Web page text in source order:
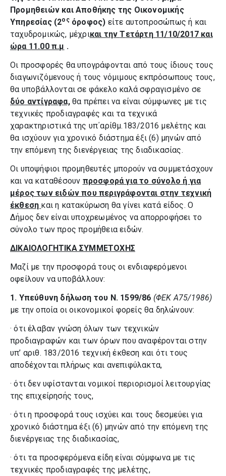
Προμηθειών και Αποθήκης της Οικονομικής
Υπηρεσίας (2οςόροφος) είτε αυτοπροσώπως ή και
ταχυδρομικώς, μέχρικαι τηνTετάρτη 11/10/2017 και
ώρα 11.00 π.μ .
Οι προσφορές θα υπογράφονται από τους ίδιους τους
διαγωνιζόμενους ή τους νόμιμους εκπρόσωπους τους,
θα υποβάλλονται σε φάκελο καλά σφραγισμένο σε
δύο αντίγραφα,θα πρέπει να είναι σύμφωνες με τις
τεχνικές προδιαγραφές και τα τεχνικά
χαρακτηριστικά της υπ΄αρίθμ.183/2016 μελέτης και
θα ισχύουν για χρονικό διάστημα έξι (6) μηνών από
την επόμενη της διενέργειας της διαδικασίας.
Οι υποψήφιοι προμηθευτές μπορούν να συμμετάσχουν
και να καταθέσουν προσφορά για το σύνολο ή για
μέρος των ειδών που περιγράφονται στην τεχνική
έκθεση και η κατακύρωση θα γίνει κατά είδος. Ο
Δήμος δεν είναι υποχρεωμένος να απορροφήσει το
σύνολο των προς προμήθεια ειδών.
ΔΙΚΑΙΟΛΟΓΗΤΙΚΑ ΣΥΜΜΕΤΟΧΗΣ
Μαζί με την προσφορά τους οι ενδιαφερόμενοι
οφείλουν να υποβάλλουν:
1. Υπεύθυνη δήλωση του Ν. 1599/86 (ΦΕΚ Α75/1986)
με την οποία οι οικονομικοί φορείς θα δηλώνουν:
· ότι έλαβαν γνώση όλων των τεχνικών
προδιαγραφών και των όρων που αναφέρονται στην
υπ’ αριθ. 183/2016 τεχνική έκθεση και ότι τους
αποδέχονται πλήρως και ανεπιφύλακτα,
· ότι δεν υφίστανται νομικοί περιορισμοί λειτουργίας
της επιχείρησής τους,
· ότι η προσφορά τους ισχύει και τους δεσμεύει για
χρονικό διάστημα έξι (6) μηνών από την επόμενη της
διενέργειας της διαδικασίας,
· ότι τα προσφερόμενα είδη είναι σύμφωνα με τις
τεχνικές προδιαγραφές της μελέτης,